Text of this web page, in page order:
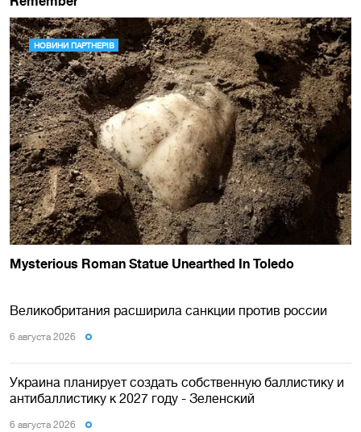
Великобритания расширила санкции против россии
6 августа 2026
Украина планирует создать собственную баллистику и
антибаллистику к 2027 году - Зеленский
6 августа 2026